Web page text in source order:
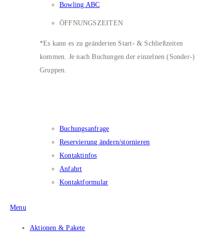
Bowling ABC
ÖFFNUNGSZEITEN
*Es kann es zu geänderten Start- & Schließzeiten
kommen. Je nach Buchungen der einzelnen (Sonder-)
Gruppen.
Buchungsanfrage
Reservierung ändern/stornieren
Kontaktinfos
Anfahrt
Kontaktformular
Menu
Aktionen & Pakete